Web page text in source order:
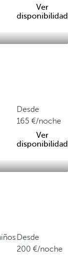
Ver
disponibilidad
Desde
165
/noche
Ver
disponibilidad
Desde
200
/noche